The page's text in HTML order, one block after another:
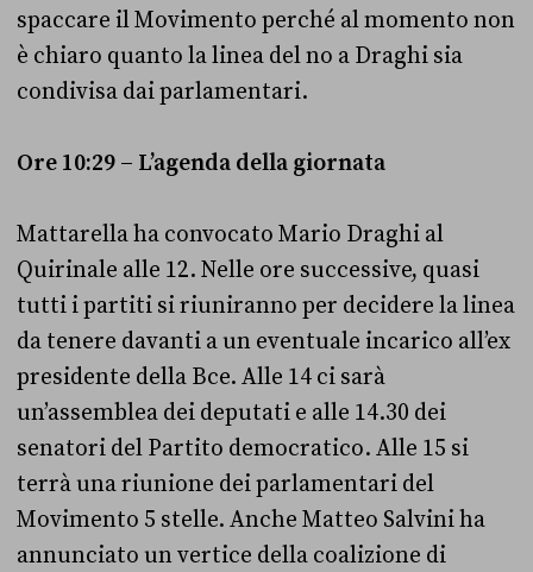
spaccare il Movimento perché al momento non
è chiaro quanto la linea del no a Draghi sia
condivisa dai parlamentari.
Ore 10:29 – L’agenda della giornata
Mattarella ha convocato Mario Draghi al
Quirinale alle 12. Nelle ore successive, quasi
tutti i partiti si riuniranno per decidere la linea
da tenere davanti a un eventuale incarico all’ex
presidente della Bce. Alle 14 ci sarà
un’assemblea dei deputati e alle 14.30 dei
senatori del Partito democratico. Alle 15 si
terrà una riunione dei parlamentari del
Movimento 5 stelle. Anche Matteo Salvini ha
annunciato un vertice della coalizione di